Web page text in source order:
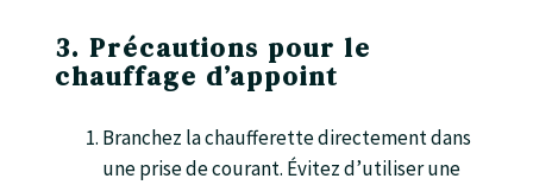
3. Précautions pour le
chauffage d’appoint
Branchez la chaufferette directement dans
une prise de courant. Évitez d’utiliser une